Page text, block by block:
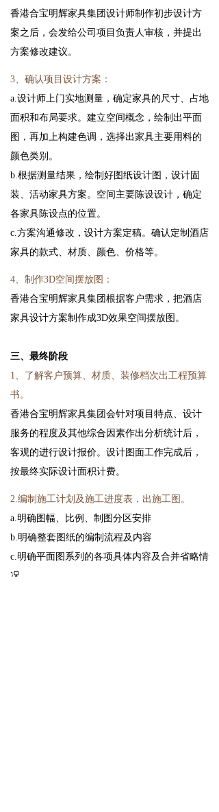
香港合宝明辉家具集团设计师制作初步设计方
案之后，会发给公司项目负责人审核，并提出
方案修改建议。
3、确认项目设计方案：
a.设计师上门实地测量，确定家具的尺寸、占地
面积和布局要求。建立空间概念，绘制出平面
图，再加上构建色调，选择出家具主要用料的
颜色类别。
b.根据测量结果，绘制好图纸设计图，设计固
装、活动家具方案。空间主要陈设设计，确定
各家具陈设点的位置。
c.方案沟通修改，设计方案定稿。确认定制酒店
家具的款式、材质、颜色、价格等。
4、制作3D空间摆放图：
香港合宝明辉家具集团根据客户需求，把酒店
家具设计方案制作成3D效果空间摆放图。
三、最终阶段
1、了解客户预算、材质、装修档次出工程预算
书。
香港合宝明辉家具集团会针对项目特点、设计
服务的程度及其他综合因素作出分析统计后，
客观的进行设计报价。设计图面工作完成后，
按最终实际设计面积计费。
2.编制施工计划及施工进度表，出施工图。
a.明确图幅、比例、制图分区安排
b.明确整套图纸的编制流程及内容
c.明确平面图系列的各项具体内容及合并省略情
况